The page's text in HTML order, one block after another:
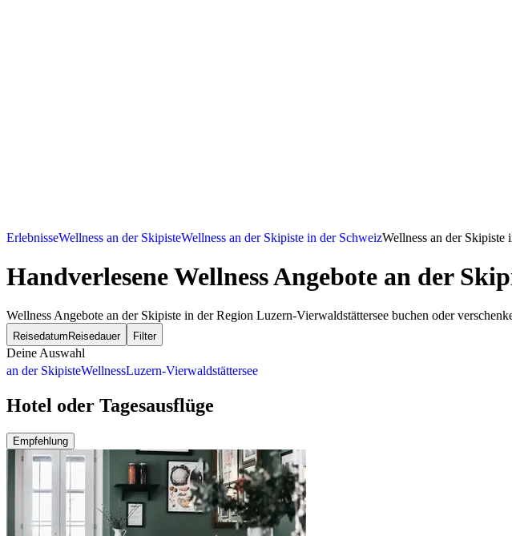
ErlebnisseWellness an der SkipisteWellness an der Skipiste in der SchweizWellness an der Skipiste
Handverlesene Wellness Angebote an der
Wellness Angebote an der Skipiste in der Region Luzern-Vierwaldstättersee buchen oder
Reisedatum Reisedauer Filter
Deine Auswahl
an der SkipisteWellnessLuzern-Vierwaldstättersee
Hotel oder Tagesausflüge
Empfehlung